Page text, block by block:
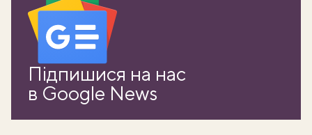
Підпишися на нас
в Google News